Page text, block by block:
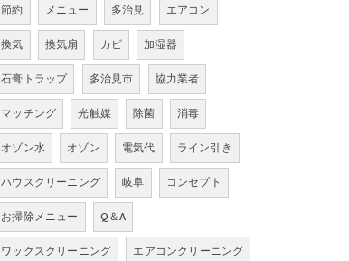
節約
メニュー 多治見
エアコン
換気
換気扇 カビ
加湿器
石膏トラップ
多治見市
協力業者
マッチング
光触媒 除菌
消毒
オゾン水
オゾン 電気代
ライン引き
ハウスクリーニング
岐阜
コンセプト
お掃除メニュー
Q＆A
ワックスクリーニング
エアコンクリーニング